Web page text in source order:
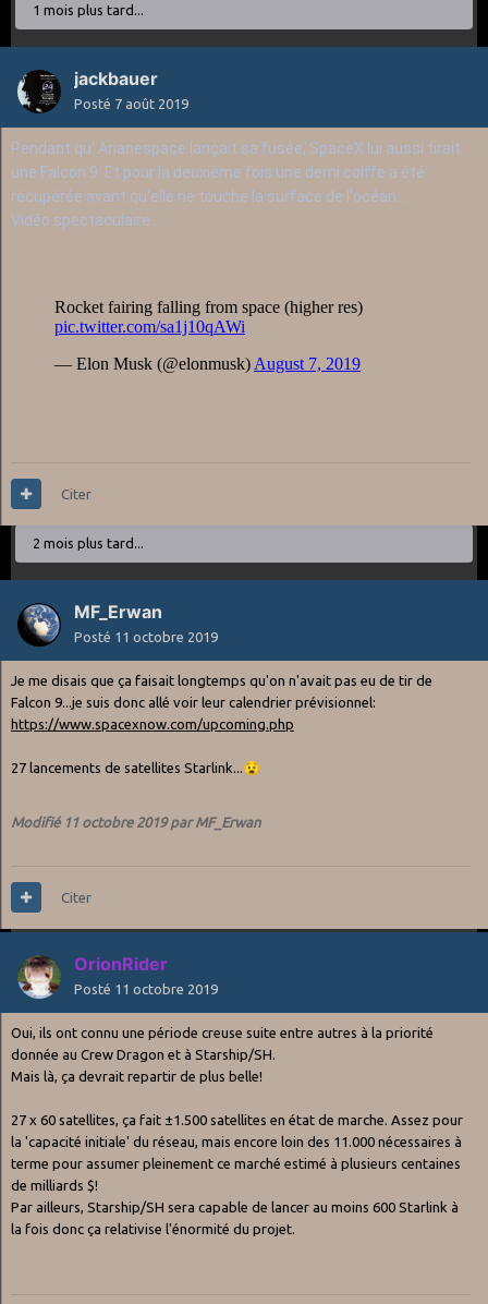
1 mois plus tard...
jackbauer
Posté 7 août 2019
Pendant qu' Arianespace lançait sa fusée, SpaceX lui aussi tirait
une Falcon 9. Et pour la deuxième fois une demi coiffe a été
récupérée avant qu'elle ne touche la surface de l'océan...
Vidéo spectaculaire :
Citer
2 mois plus tard...
MF_Erwan
Posté 11 octobre 2019
Je me disais que ça faisait longtemps qu'on n'avait pas eu de tir de
Falcon 9...je suis donc allé voir leur calendrier prévisionnel:
https://www.spacexnow.com/upcoming.php
27 lancements de satellites Starlink... 😧
Modifié 11 octobre 2019par MF_Erwan
Citer
OrionRider
Posté 11 octobre 2019
Oui, ils ont connu une période creuse suite entre autres à la priorité
donnée au Crew Dragon et à Starship/SH.
Mais là, ça devrait repartir de plus belle!
27 x 60 satellites, ça fait ±1.500 satellites en état de marche. Assez pour
la 'capacité initiale' du réseau, mais encore loin des 11.000 nécessaires à
terme pour assumer pleinement ce marché estimé à plusieurs centaines
de milliards $!
Par ailleurs, Starship/SH sera capable de lancer au moins 600 Starlink à
la fois donc ça relativise l'énormité du projet.